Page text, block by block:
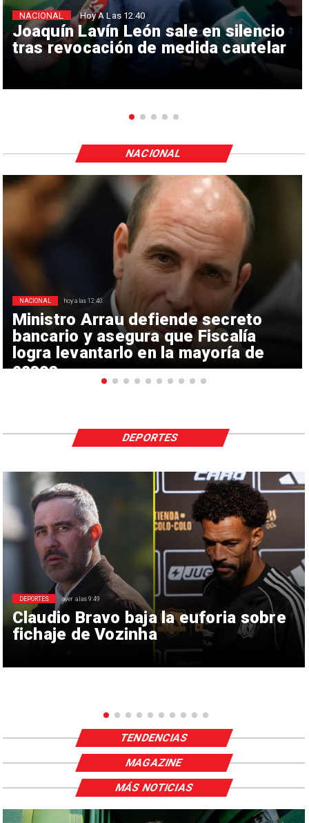
Joaquín Lavín León sale en silencio
tras revocación de medida cautelar
NACIONAL Hoy A Las 12:40
Ministro Arrau defiende secreto
bancario y asegura que Fiscalía
logra levantarlo en la mayoría de
casos
NACIONAL hoy a las 12:40
NACIONAL
Claudio Bravo baja la euforia sobre
fichaje de Vozinha
DEPORTES ayer a las 9:49
DEPORTES
TENDENCIAS
MAGAZINE
MÁS NOTICIAS